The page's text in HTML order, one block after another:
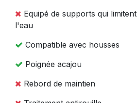
Equipé de supports qui
l'eau
Compatible avec housses
Poignée acajou
Rebord de maintien